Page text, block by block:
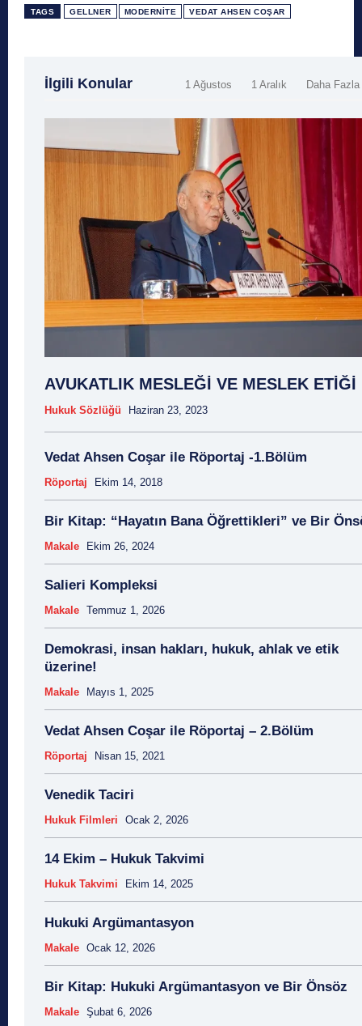
TAGS GELLNER MODERNITE VEDAT AHSEN COŞAR
İlgili Konular 1 Ağustos 1 Aralık Daha Fazla
AVUKATLIK MESLEĞİ VE MESLEK ETİĞİ
Hukuk Sözlüğü Haziran 23, 2023
Vedat Ahsen Coşar ile Röportaj -1.Bölüm
Röportaj Ekim 14, 2018
Bir Kitap: “Hayatın Bana Öğrettikleri” ve Bir
Makale Ekim 26, 2024
Salieri Kompleksi
Makale Temmuz 1, 2026
Demokrasi, insan hakları, hukuk, ahlak ve etik
üzerine!
Makale Mayıs 1, 2025
Vedat Ahsen Coşar ile Röportaj – 2.Bölüm
Röportaj Nisan 15, 2021
Venedik Taciri
Hukuk Filmleri Ocak 2, 2026
14 Ekim – Hukuk Takvimi
Hukuk Takvimi Ekim 14, 2025
Hukuki Argümantasyon
Makale Ocak 12, 2026
Bir Kitap: Hukuki Argümantasyon ve Bir Önsöz
Makale Şubat 6, 2026